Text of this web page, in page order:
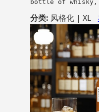
bottle of whisky,
分类: 风格化 | XL